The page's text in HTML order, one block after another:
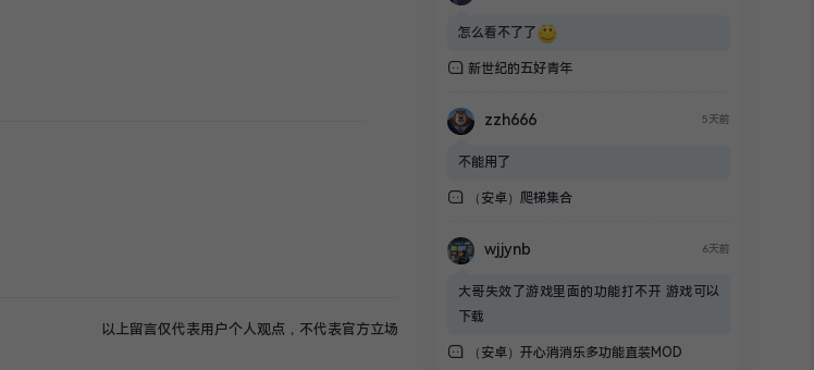
以上留言仅代表用户个人观点，不代表官方立场
怎么看不了了
新世纪的五好青年
zzh666 5天前
不能用了
（安卓）爬梯集合
wjjynb 6天前
大哥失效了游戏里面的功能打不开 游戏可以
下载
（安卓）开心消消乐多功能直装MOD